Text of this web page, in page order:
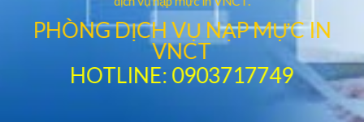
PHÒNG DỊCH VỤ NẠP MỰC IN
VNCT
HOTLINE: 0903717749